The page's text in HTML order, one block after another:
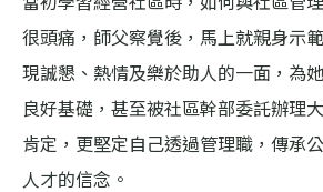
很頭痛，師父察覺後，馬上就親身示
現誠懇、熱情及樂於助人的一面，為
良好基礎，甚至被社區幹部委託辦理
肯定，更堅定自己透過管理職，傳承
人才的信念。